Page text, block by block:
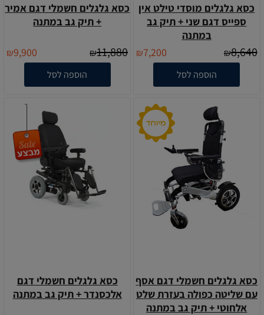
כסא גלגלים מוסדי טילט אין
ספייס דגם שני + תיק גב
במתנה
₪8,640
₪7,200
הוספה לסל
כסא גלגלים חשמלי דגם אמיר
+ תיק גב במתנה
₪11,880
₪9,900
הוספה לסל
כסא גלגלים חשמלי דגם אסף
עם שליטה כפולה בעזרת שלט
אלחוטי + תיק גב במתנה
כסא גלגלים חשמלי דגם
אלכסנדר + תיק גב במתנה